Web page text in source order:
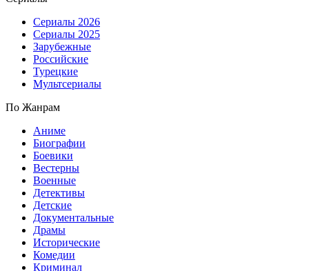
Сериалы 2026
Сериалы 2025
Зарубежные
Российские
Турецкие
Мультсериалы
По Жанрам
Аниме
Биографии
Боевики
Вестерны
Военные
Детективы
Детские
Документальные
Драмы
Исторические
Комедии
Криминал